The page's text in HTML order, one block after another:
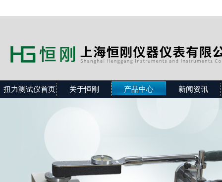
扭力测试仪首页 关于恒刚 产品中心 新闻资讯